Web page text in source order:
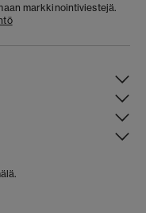
markkinointiviestejä.